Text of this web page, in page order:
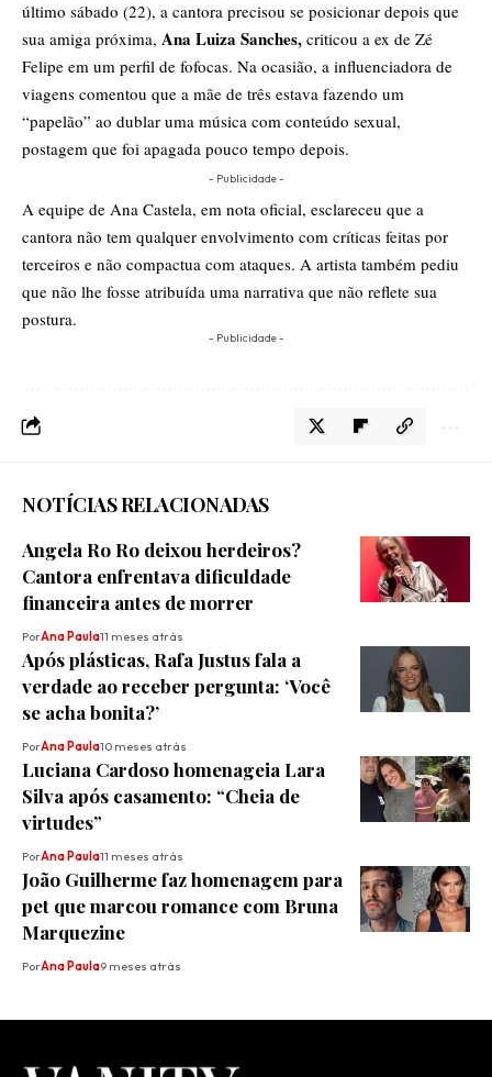
último sábado (22), a cantora precisou se posicionar depois que
sua amiga próxima, Ana Luiza Sanches, criticou a ex de Zé
Felipe em um perfil de fofocas. Na ocasião, a influenciadora de
viagens comentou que a mãe de três estava fazendo um
“papelão” ao dublar uma música com conteúdo sexual,
postagem que foi apagada pouco tempo depois.
- Publicidade -
A equipe de Ana Castela, em nota oficial, esclareceu que a
cantora não tem qualquer envolvimento com críticas feitas por
terceiros e não compactua com ataques. A artista também pediu
que não lhe fosse atribuída uma narrativa que não reflete sua
postura.
- Publicidade -
NOTÍCIAS RELACIONADAS
Angela Ro Ro deixou herdeiros?
Cantora enfrentava dificuldade
financeira antes de morrer
PorAna Paula11 meses atrás
Após plásticas, Rafa Justus fala a
verdade ao receber pergunta: ‘Você
se acha bonita?’
PorAna Paula10 meses atrás
Luciana Cardoso homenageia Lara
Silva após casamento: “Cheia de
virtudes”
PorAna Paula11 meses atrás
João Guilherme faz homenagem para
pet que marcou romance com Bruna
Marquezine
PorAna Paula9 meses atrás